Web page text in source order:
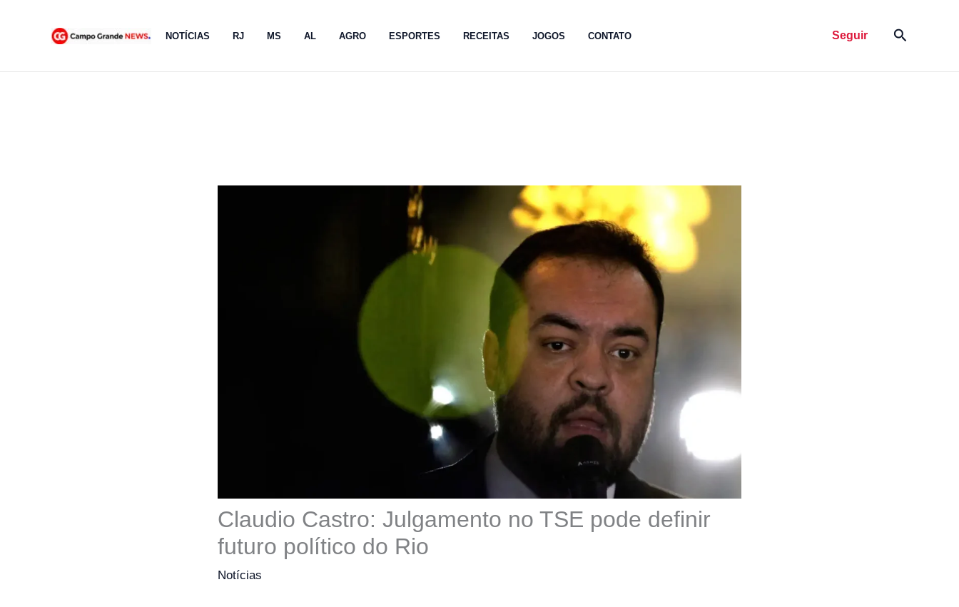
NOTÍCIAS RJ MS AL AGRO ESPORTES RECEITAS JOGOS CONTATO Seguir Pesquisar
Claudio Castro: Julgamento no TSE pode definir
futuro político do Rio
Notícias